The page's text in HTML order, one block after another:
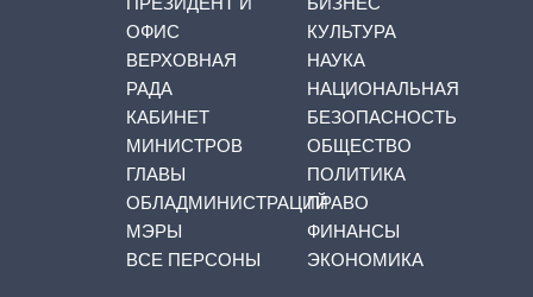
ОФИС
ВЕРХОВНАЯ
РАДА
КАБИНЕТ
МИНИСТРОВ
ГЛАВЫ
ОБЛАДМИНИСТРАЦИЙ
МЭРЫ
ВСЕ ПЕРСОНЫ
КУЛЬТУРА
НАУКА
НАЦИОНАЛЬНАЯ
БЕЗОПАСНОСТЬ
ОБЩЕСТВО
ПОЛИТИКА
ПРАВО
ФИНАНСЫ
ЭКОНОМИКА